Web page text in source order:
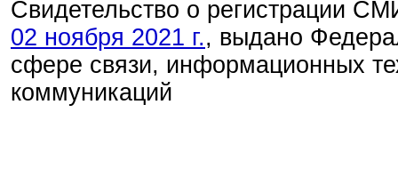
Свидетельство о регистрации
02 ноября 2021 г., выдано
сфере связи, информационных
коммуникаций